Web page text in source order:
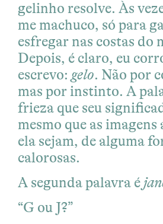
gelinho resolve. Às
me machuco, só para
esfregar nas costas do
Depois, é claro, eu
escrevo: gelo. Não por
mas por instinto. A
frieza que seu
mesmo que as imagens
ela sejam, de alguma
calorosas.
A segunda palavra é
“G ou J?”